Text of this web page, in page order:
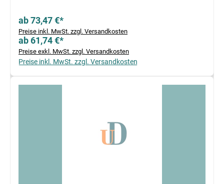
ab 73,47 €*
Preise inkl. MwSt. zzgl. Versandkosten
ab 61,74 €*
Preise exkl. MwSt. zzgl. Versandkosten
Preise inkl. MwSt. zzgl. Versandkosten